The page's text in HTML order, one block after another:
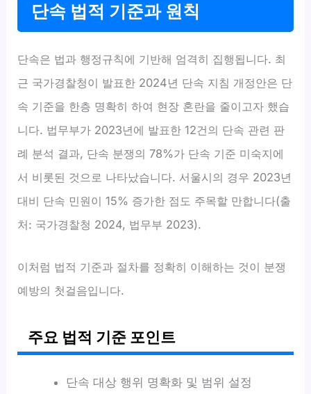
단속 법적 기준과 원칙
단속은 법과 행정규칙에 기반해 엄격히 집행됩니다. 최
근 국가경찰청이 발표한 2024년 단속 지침 개정안은 단
속 기준을 한층 명확히 하여 현장 혼란을 줄이고자 했습
니다. 법무부가 2023년에 발표한 12건의 단속 관련 판
례 분석 결과, 단속 분쟁의 78%가 단속 기준 미숙지에
서 비롯된 것으로 나타났습니다. 서울시의 경우 2023년
대비 단속 민원이 15% 증가한 점도 주목할 만합니다(출
처: 국가경찰청 2024, 법무부 2023).
이처럼 법적 기준과 절차를 정확히 이해하는 것이 분쟁
예방의 첫걸음입니다.
주요 법적 기준 포인트
단속 대상 행위 명확화 및 범위 설정